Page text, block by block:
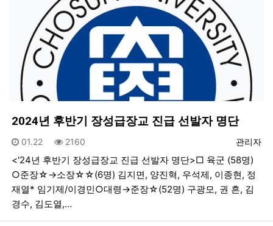
2024년 후반기 장성급장교 진급 선발자 명단
등록자
관리자
등록일
01.22 조회
2160
<'24년 후반기 장성급장교 진급 선발자 명단>□ 육군 (58명)
○준장☆→소장☆☆(6명) 김지면, 양진혁, 우석제, 이종현, 정
재열* 임기제/이경민○대령→준장☆(52명) 구광모, 권 흔, 김
경수, 김도열,…